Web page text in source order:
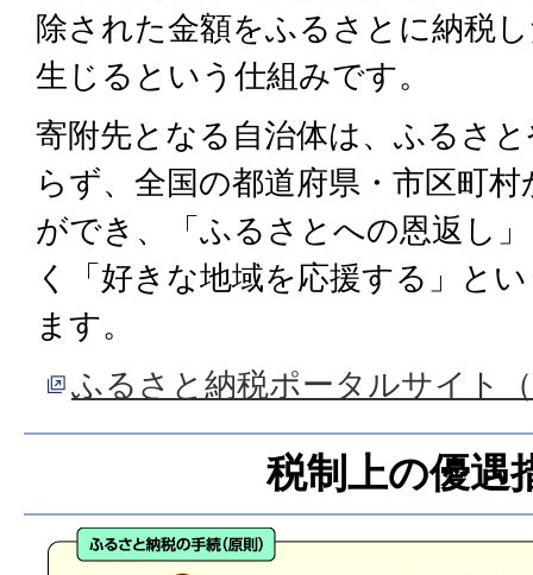
除された金額をふるさとに納税
生じるという仕組みです。
寄附先となる自治体は、ふるさ
らず、全国の都道府県・市区町
ができ、「ふるさとへの恩返し
く「好きな地域を応援する」と
ます。
ふるさと納税ポータルサイト
税制上の優遇